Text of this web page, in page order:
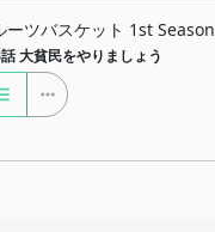
ーツバスケット 1st Season
大貧民をやりましょう